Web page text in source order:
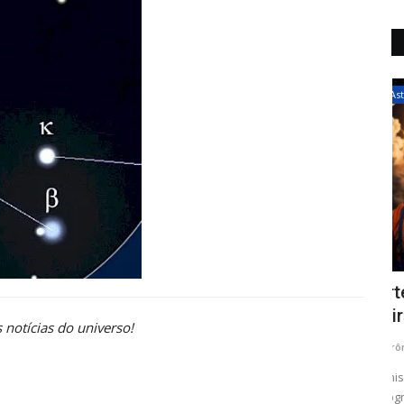
notícias do universo!
A